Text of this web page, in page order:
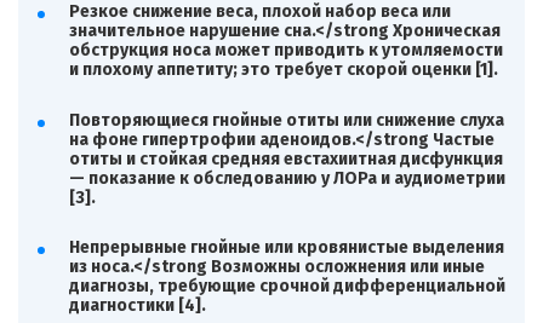
Резкое снижение веса, плохой набор веса или
значительное нарушение сна.</strong Хроническая
обструкция носа может приводить к утомляемости
и плохому аппетиту; это требует скорой оценки [1].
Повторяющиеся гнойные отиты или снижение слуха
на фоне гипертрофии аденоидов.</strong Частые
отиты и стойкая средняя евстахиитная дисфункция
— показание к обследованию у ЛОРа и аудиометрии
[3].
Непрерывные гнойные или кровянистые выделения
из носа.</strong Возможны осложнения или иные
диагнозы, требующие срочной дифференциальной
диагностики [4].